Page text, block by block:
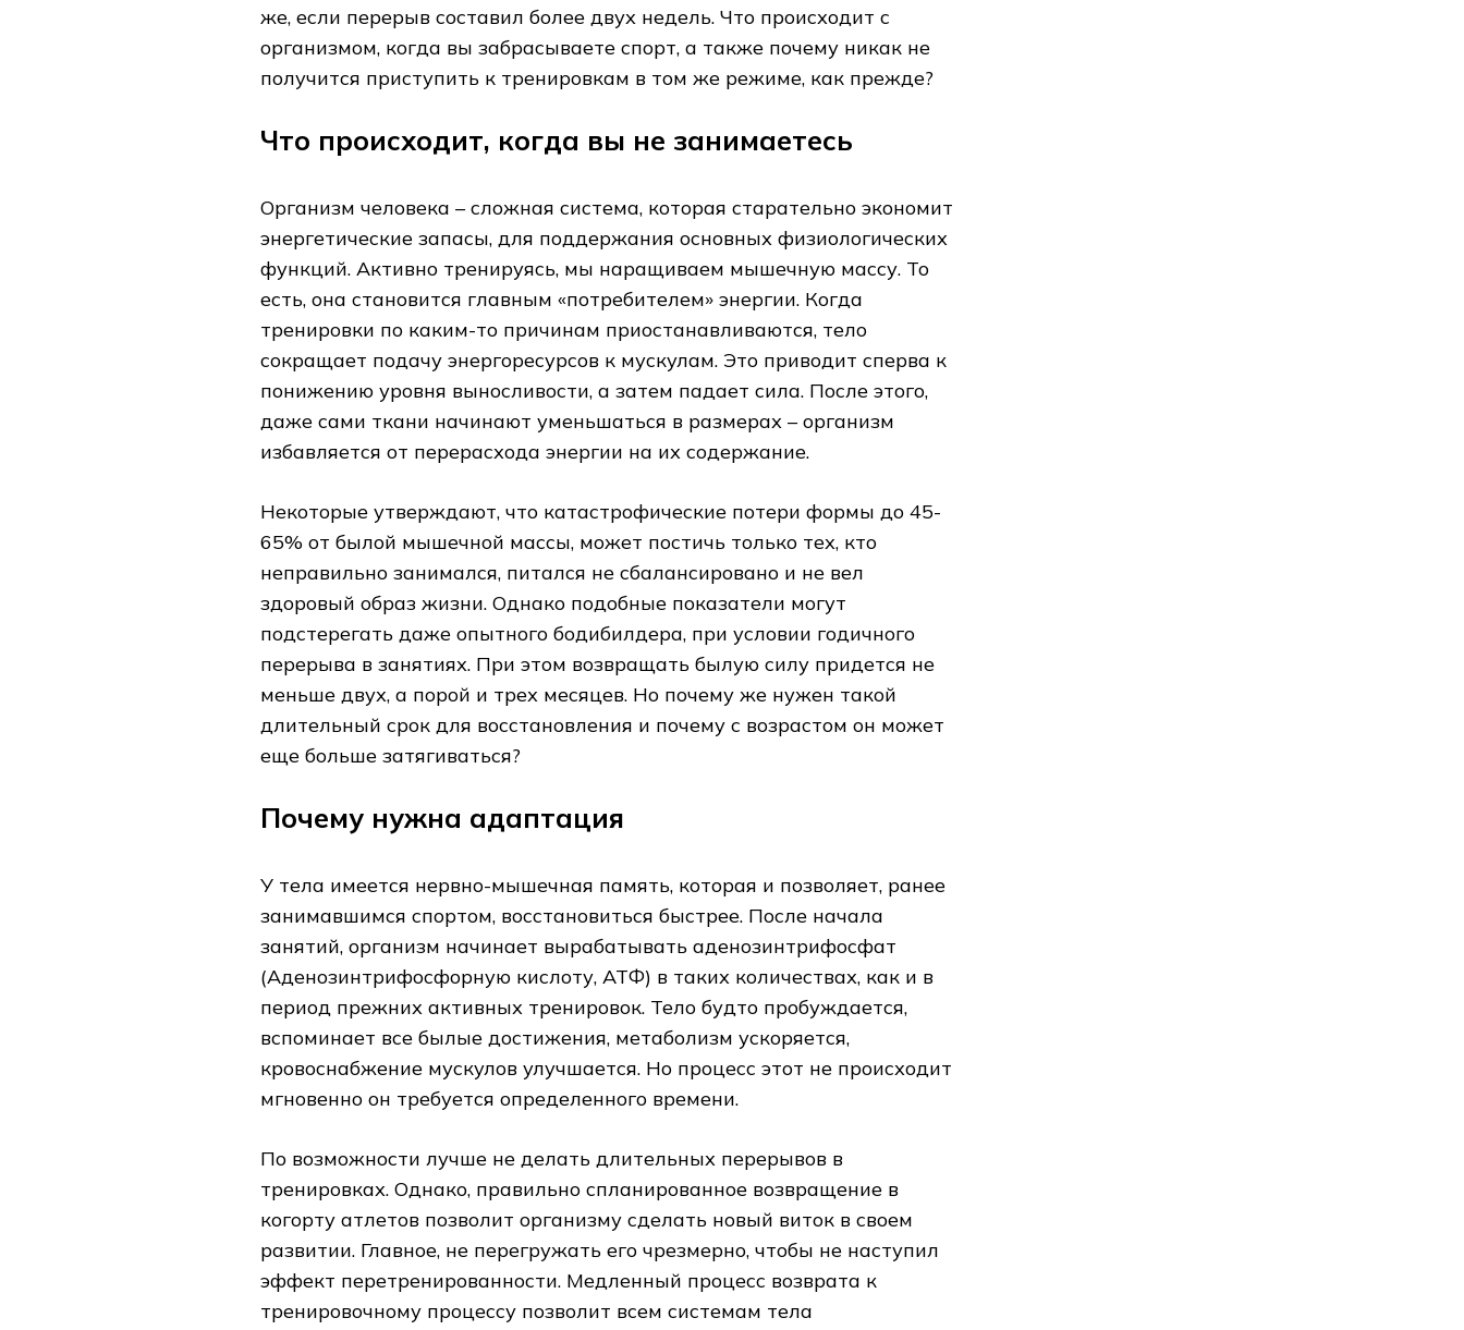
же, если перерыв составил более двух недель. Что происходит с
организмом, когда вы забрасываете спорт, а также почему никак не
получится приступить к тренировкам в том же режиме, как прежде?
Что происходит, когда вы не занимаетесь
Организм человека – сложная система, которая старательно экономит
энергетические запасы, для поддержания основных физиологических
функций. Активно тренируясь, мы наращиваем мышечную массу. То
есть, она становится главным «потребителем» энергии. Когда
тренировки по каким-то причинам приостанавливаются, тело
сокращает подачу энергоресурсов к мускулам. Это приводит сперва к
понижению уровня выносливости, а затем падает сила. После этого,
даже сами ткани начинают уменьшаться в размерах – организм
избавляется от перерасхода энергии на их содержание.
Некоторые утверждают, что катастрофические потери формы до 45-
65% от былой мышечной массы, может постичь только тех, кто
неправильно занимался, питался не сбалансировано и не вел
здоровый образ жизни. Однако подобные показатели могут
подстерегать даже опытного бодибилдера, при условии годичного
перерыва в занятиях. При этом возвращать былую силу придется не
меньше двух, а порой и трех месяцев. Но почему же нужен такой
длительный срок для восстановления и почему с возрастом он может
еще больше затягиваться?
Почему нужна адаптация
У тела имеется нервно-мышечная память, которая и позволяет, ранее
занимавшимся спортом, восстановиться быстрее. После начала
занятий, организм начинает вырабатывать аденозинтрифосфат
(Аденозинтрифосфорную кислоту, АТФ) в таких количествах, как и в
период прежних активных тренировок. Тело будто пробуждается,
вспоминает все былые достижения, метаболизм ускоряется,
кровоснабжение мускулов улучшается. Но процесс этот не происходит
мгновенно он требуется определенного времени.
По возможности лучше не делать длительных перерывов в
тренировках. Однако, правильно спланированное возвращение в
когорту атлетов позволит организму сделать новый виток в своем
развитии. Главное, не перегружать его чрезмерно, чтобы не наступил
эффект перетренированности. Медленный процесс возврата к
тренировочному процессу позволит всем системам тела